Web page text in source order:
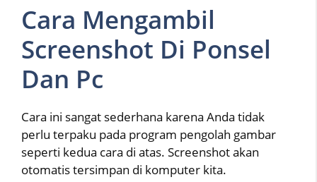
Cara Mengambil
Screenshot Di Ponsel
Dan Pc
Cara ini sangat sederhana karena Anda tidak
perlu terpaku pada program pengolah gambar
seperti kedua cara di atas. Screenshot akan
otomatis tersimpan di komputer kita.